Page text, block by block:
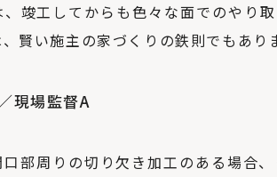
竣工してからも色々な面でのやり
賢い施主の家づくりの鉄則でもあり
現場監督A
部周りの切り欠き加工のある場合